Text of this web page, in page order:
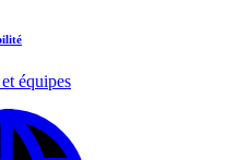
équipes